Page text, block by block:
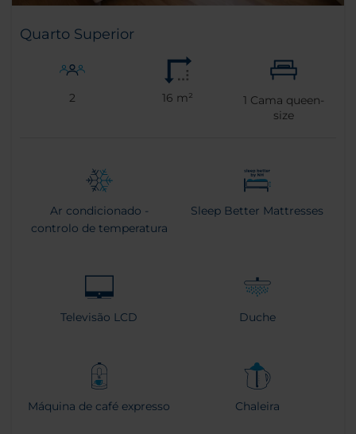
Quarto Superior
2 16 m² 1 Cama queen-
size
Ar condicionado -
controlo de temperatura
Sleep Better Mattresses
Televisão LCD Duche
Máquina de café expresso Chaleira